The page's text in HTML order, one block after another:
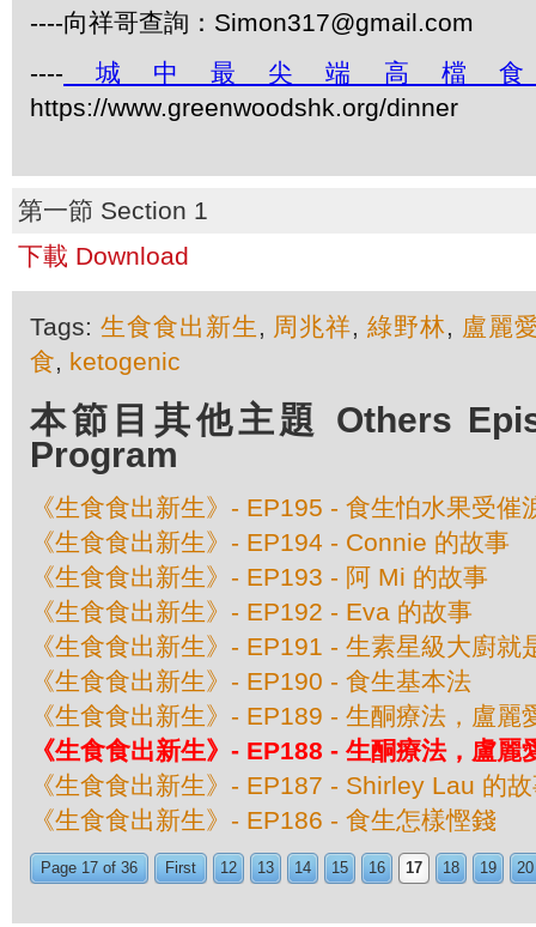
----向祥哥查詢：Simon317@gmail.com
---- 城中最尖端高檔
https://www.greenwoodshk.org/dinner
第一節 Section 1
下載 Download
Tags: 生食食出新生 , 周兆祥,綠野林, 盧麗
食, ketogenic
本節目其他主題 Others
Program
《生食食出新生》- EP195 - 食生怕水果受催
《生食食出新生》- EP194 - Connie 的故事
《生食食出新生》- EP193 - 阿 Mi 的故事
《生食食出新生》- EP192 - Eva 的故事
《生食食出新生》- EP191 - 生素星級大廚就
《生食食出新生》- EP190 - 食生基本法
《生食食出新生》- EP189 - 生酮療法，盧麗
《生食食出新生》- EP188 - 生酮療法，盧麗
《生食食出新生》- EP187 - Shirley Lau 的
《生食食出新生》- EP186 - 食生怎樣慳錢
Page 17 of 36 First 12 13 14 15 16 17 18 19 20